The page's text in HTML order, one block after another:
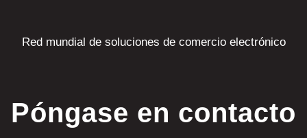
Red mundial de soluciones de comercio electrónico
Póngase en contacto